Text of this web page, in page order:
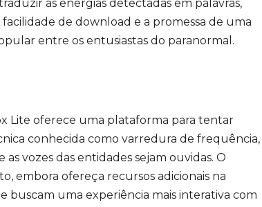
as energias detectadas em palavras,
de download e a promessa de uma
entre os entusiastas do paranormal.
Lite oferece uma plataforma para tentar
conhecida como varredura de frequência,
vozes das entidades sejam ouvidas. O
embora ofereça recursos adicionais na
buscam uma experiência mais interativa com